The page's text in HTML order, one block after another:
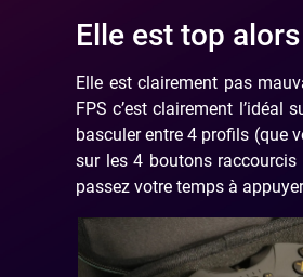
Elle est top
Elle est clairement pas
FPS c’est clairement l’idéal
basculer entre 4 profils (que
sur les 4 boutons
passez votre temps à